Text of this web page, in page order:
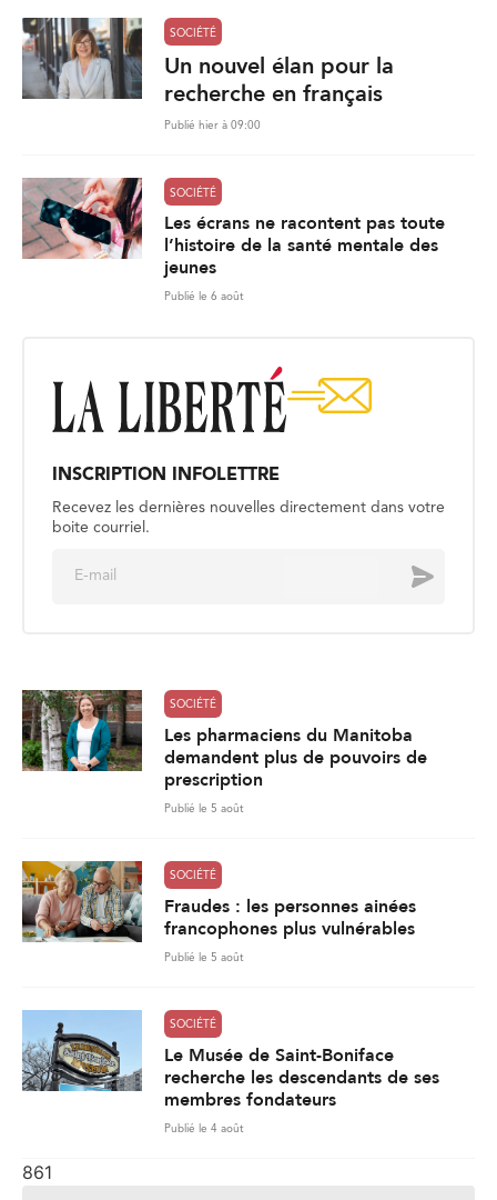
SOCIÉTÉ
Un nouvel élan pour la
recherche en français
Publié hier à 09:00
SOCIÉTÉ
Les écrans ne racontent pas toute
l’histoire de la santé mentale des
jeunes
Publié le 6 août
INSCRIPTION INFOLETTRE
Recevez les dernières nouvelles directement dans votre
boite courriel.
Envoyer
SOCIÉTÉ
Les pharmaciens du Manitoba
demandent plus de pouvoirs de
prescription
Publié le 5 août
SOCIÉTÉ
Fraudes : les personnes ainées
francophones plus vulnérables
Publié le 5 août
SOCIÉTÉ
Le Musée de Saint-Boniface
recherche les descendants de ses
membres fondateurs
Publié le 4 août
861